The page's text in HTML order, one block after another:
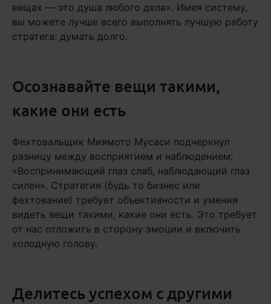
вещах — это душа любого дела». Имея систему,
вы можете лучше всего выполнять лучшую работу
стратега: думать долго.
Осознавайте вещи такими,
какие они есть
Фехтовальщик Миямото Мусаси подчеркнул
разницу между восприятием и наблюдением:
«Воспринимающий глаз слаб, наблюдающий глаз
силен». Стратегия (будь то бизнес или
фехтование) требует объективности и умения
видеть вещи такими, какие они есть. Это требует
от нас отложить в сторону эмоции и включить
холодную голову.
Делитесь успехом с другими